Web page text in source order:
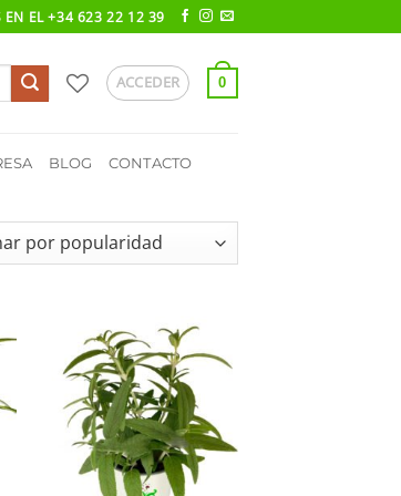
EN EL +34 623 22 12 39
ACCEDER 0
BLOG CONTACTO
Añadir
a la
lista de
deseos